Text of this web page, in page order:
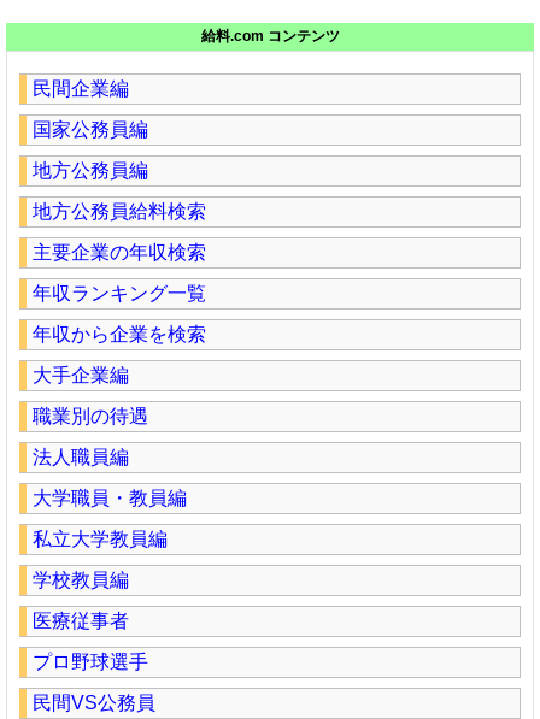
給料.com コンテンツ
民間企業編
国家公務員編
地方公務員編
地方公務員給料検索
主要企業の年収検索
年収ランキング一覧
年収から企業を検索
大手企業編
職業別の待遇
法人職員編
大学職員・教員編
私立大学教員編
学校教員編
医療従事者
プロ野球選手
民間VS公務員